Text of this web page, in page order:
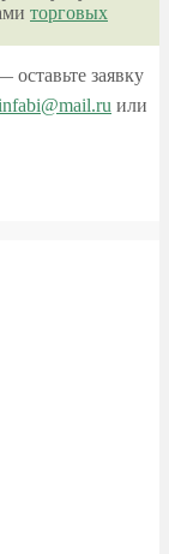
торговых
заявку
или